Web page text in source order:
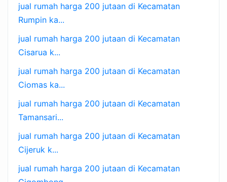
jual rumah harga 200 jutaan di Kecamatan
Rumpin ka...
jual rumah harga 200 jutaan di Kecamatan
Cisarua k...
jual rumah harga 200 jutaan di Kecamatan
Ciomas ka...
jual rumah harga 200 jutaan di Kecamatan
Tamansari...
jual rumah harga 200 jutaan di Kecamatan
Cijeruk k...
jual rumah harga 200 jutaan di Kecamatan